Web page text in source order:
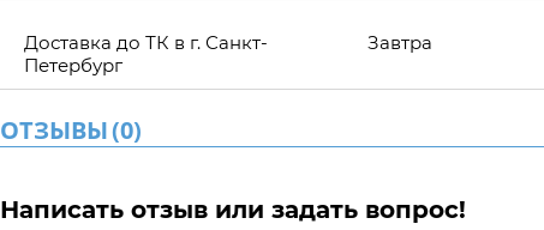
Доставка до ТК в г. Санкт-
Петербург
Завтра
ОТЗЫВЫ(0)
Написать отзыв или задать вопрос!